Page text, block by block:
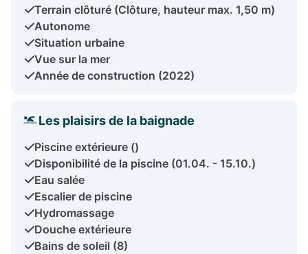
Terrain clôturé (Clôture, hauteur max. 1,50 m)
Autonome
Situation urbaine
Vue sur la mer
Année de construction (2022)
Les plaisirs de la baignade
Piscine extérieure ()
Disponibilité de la piscine (01.04. - 15.10.)
Eau salée
Escalier de piscine
Hydromassage
Douche extérieure
Bains de soleil (8)